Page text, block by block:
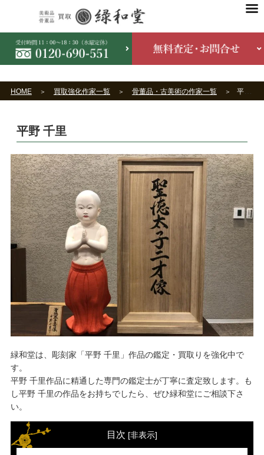
HOME 買取強化作家一覧 骨董品・古美術の作家一覧 平野 千里
平野 千里
緑和堂は、彫刻家「平野 千里」作品の鑑定・買取りを強化中で
す。
平野 千里作品に精通した専門の鑑定士が丁寧に査定致します。も
し平野 千里の作品をお持ちでしたら、ぜひ緑和堂にご相談下さ
い。
目次 [非表示]